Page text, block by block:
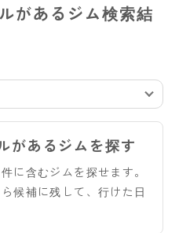
があるジム検索結
があるジムを探す
に含むジムを探せます。
候補に残して、行けた日